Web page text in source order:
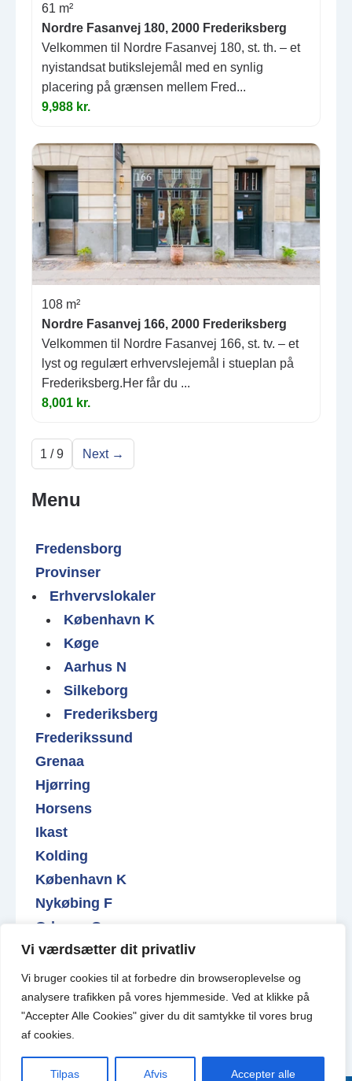
Vi værdsætter dit privatliv
Vi bruger cookies til at forbedre din browseroplevelse og
analysere trafikken på vores hjemmeside Ved at klikke på
"Accepter Alle Cookies" giver du dit samtykke til vores brug
af cookies.
Tilpas Afvis Accepter alle
61 m²
Nordre Fasanvej 180, 2000 Frederiksberg
Velkommen til Nordre Fasanvej 180, st. th. – et
nyistandsat butikslejemål med en synlig
placering på grænsen mellem Fred...
9,988 kr.
108 m²
Nordre Fasanvej 166, 2000 Frederiksberg
Velkommen til Nordre Fasanvej 166, st. tv. – et
lyst og regulært erhvervslejemål i stueplan på
Frederiksberg.Her får du ...
8,001 kr.
1 / 9 Next →
Menu
Fredensborg
Provinser
Erhvervslokaler
København K
Køge
Aarhus N
Silkeborg
Frederiksberg
Frederikssund
Grenaa
Hjørring
Horsens
Ikast
Kolding
København K
Nykøbing F
Odense C
Roskilde
Varde
Valby